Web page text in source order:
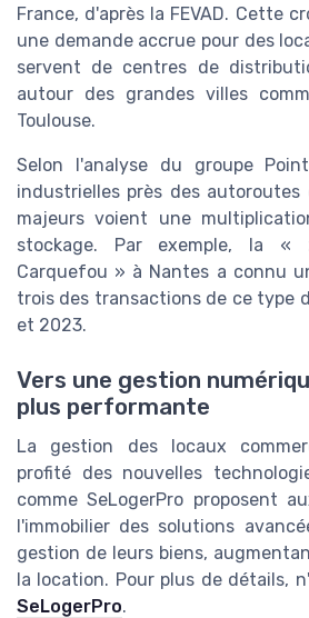
France, d'après la FEVAD. Cette
une demande accrue pour des
servent de centres de
autour des grandes villes
Toulouse.
Selon l'analyse du groupe
industrielles près des
majeurs voient une
stockage. Par exemple, la «
Carquefou » à Nantes a connu
trois des transactions de ce type
et 2023.
Vers une gestion
plus performante
La gestion des locaux
profité des nouvelles
comme SeLogerPro proposent
l'immobilier des solutions
gestion de leurs biens,
la location. Pour plus de détails,
SeLogerPro.